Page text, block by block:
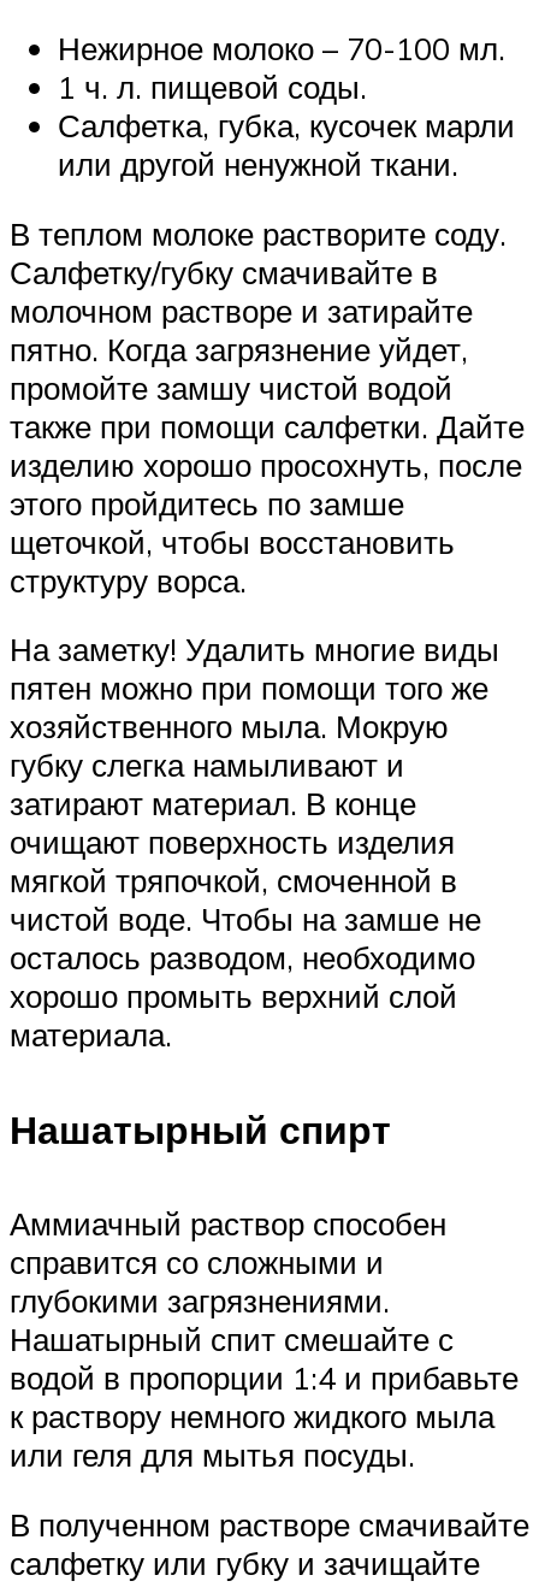
Нежирное молоко – 70-100 мл.
1 ч. л. пищевой соды.
Салфетка, губка, кусочек марли
или другой ненужной ткани.
В теплом молоке растворите соду.
Салфетку/губку смачивайте в
молочном растворе и затирайте
пятно. Когда загрязнение уйдет,
промойте замшу чистой водой
также при помощи салфетки. Дайте
изделию хорошо просохнуть, после
этого пройдитесь по замше
щеточкой, чтобы восстановить
структуру ворса.
На заметку! Удалить многие виды
пятен можно при помощи того же
хозяйственного мыла. Мокрую
губку слегка намыливают и
затирают материал. В конце
очищают поверхность изделия
мягкой тряпочкой, смоченной в
чистой воде. Чтобы на замше не
осталось разводом, необходимо
хорошо промыть верхний слой
материала.
Нашатырный спирт
Аммиачный раствор способен
справится со сложными и
глубокими загрязнениями.
Нашатырный спит смешайте с
водой в пропорции 1:4 и прибавьте
к раствору немного жидкого мыла
или геля для мытья посуды.
В полученном растворе смачивайте
салфетку или губку и зачищайте